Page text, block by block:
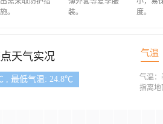
施。
装。
度。
天气实况 气温
, 最低气温: 24.8℃
气温：
指离地